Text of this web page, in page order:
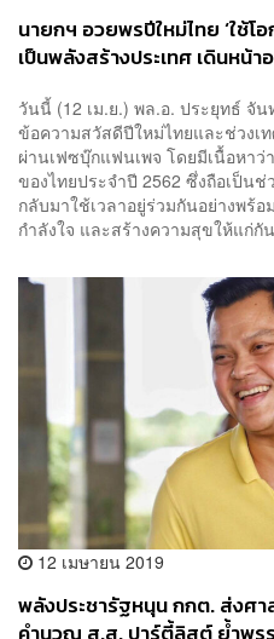
นายกฯ อวยพรปีใหม่ไทย ‘ใช้
เป็นพลังสร้างประเทศ เดินหน้
วันนี้ (12 เม.ย.) พล.อ. ประยุทธ์ จั
ข้อความสวัสดีปีใหม่ไทยและช่วงเ
ผ่านเฟซบุ๊กแฟนเพจ โดยมีเนื้อหา
ของไทยประจำปี 2562 ซึ่งถือเป็น
กลับมาใช้เวลาอยู่ร่วมกันอย่างพร้
กำลังใจ และสร้างความสุขให้แก่กั
12 เมษายน 2019
พลังประชารัฐหนุน กกต. ส่งศ
คำนวณ ส.ส. ปาร์ตี้ลิสต์ ย้ำพ